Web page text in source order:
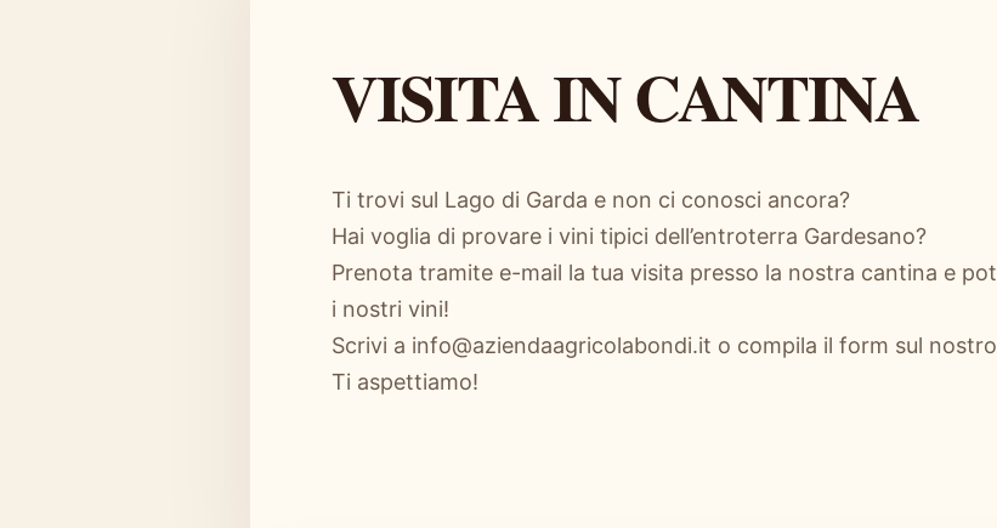
VISITA IN CANTINA
Ti trovi sul Lago di Garda e non ci conosci ancora?
Hai voglia di provare i vini tipici dell’entroterra Gardesano?
Prenota tramite e-mail la tua visita presso la nostra cantina e
i nostri vini!
Scrivi a info@aziendaagricolabondi.it o compila il form sul
Ti aspettiamo!